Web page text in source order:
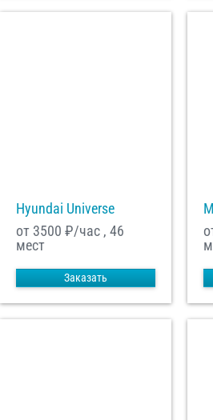
Hyundai Universe
от 3500 ₽/час , 46
мест
Заказать